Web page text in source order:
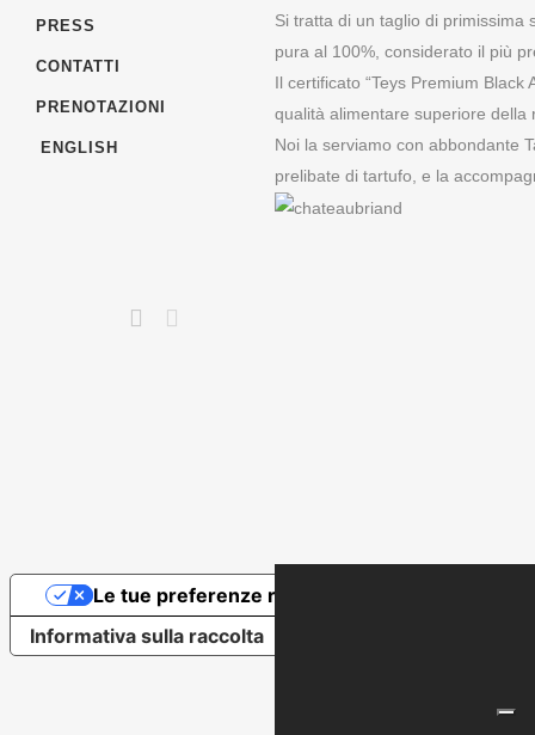
PRESS
CONTATTI
PRENOTAZIONI
ENGLISH
Si tratta di un taglio di primissima
pura al 100%, considerato il più
Il certificato “Teys Premium
qualità alimentare superiore della
Noi la serviamo con abbondante
prelibate di tartufo, e la
Piazza Broilo 1, Verona (IT)
Tel. / Fax 045 8015 292
Informativa sulla raccolta
Le tue preferenze relative alla privacy